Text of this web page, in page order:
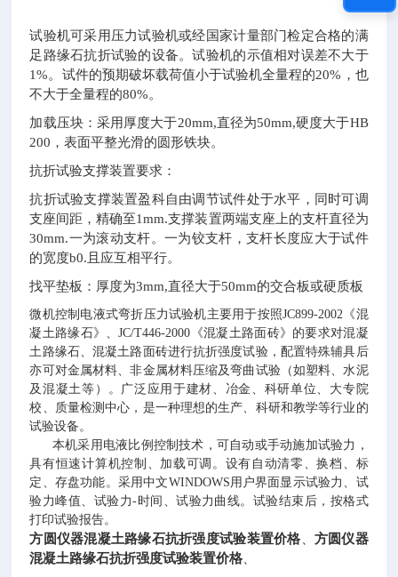
试验机可采用压力试验机或经国家计量部门检定合格的满
足路缘石抗折试验的设备。试验机的示值相对误差不大于
1%。试件的预期破坏载荷值小于试验机全量程的20% ，也
不大于全量程的80%。
加载压块：采用厚度大于20mm,直径为50mm,硬度大于HB
200 ，表面平整光滑的圆形铁块。
抗折试验支撑装置要求：
抗折试验支撑装置盈科自由调节试件处于水平，同时可调
支座间距，精确至1mm.支撑装置两端支座上的支杆直径为
30mm.一为滚动支杆。一为铰支杆，支杆长度应大于试件
的宽度b0. 且应互相平行。
找平垫板：厚度为3mm,直径大于50mm的交合板或硬质板
微机控制电液式弯折压力试验机主要用于按照JC899-2002 《混
凝土路缘石》、JC/T446-2000 《混凝土路面砖》的要求对混凝
土路缘石、混凝土路面砖进行抗折强度试验，配置特殊辅具后
亦可对金属材料、非金属材料压缩及弯曲试验（如塑料、水泥
及混凝土等）。广泛应用于建材、冶金、科研单位、大专院
校、质量检测中心，是一种理想的生产、科研和教学等行业的
试验设备。
本机采用电液比例控制技术，可自动或手动施加试验力，
具有恒速计算机控制、加载可调。设有自动清零、换档、标
定、存盘功能。采用中文WINDOWS用户界面显示试验力、试
验力峰值、试验力-时间、试验力曲线。试验结束后，按格式
打印试验报告。
方圆仪器混凝土路缘石抗折强度试验装置价格
方圆仪器
混凝土路缘石抗折强度试验装置价格